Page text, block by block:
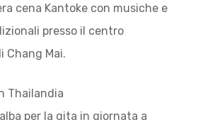
cena Kantoke con musiche e
presso il centro
Chang Mai.
Thailandia
per la gita in giornata a